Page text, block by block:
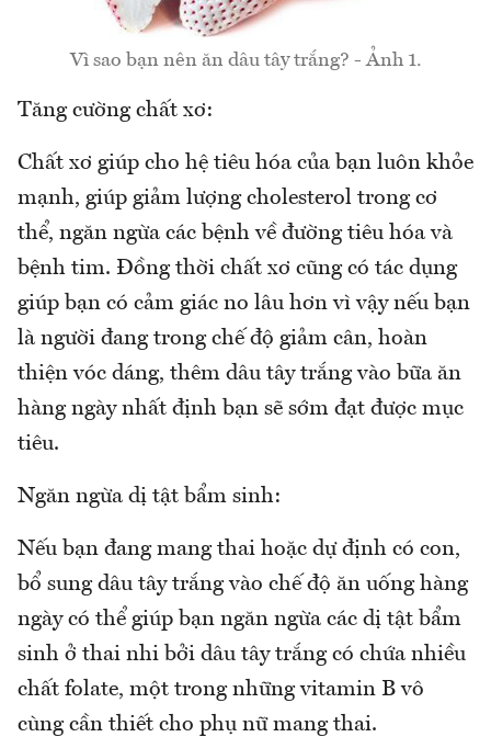
Vì sao bạn nên ăn dâu tây trắng? - Ảnh 1.
Tăng cường chất xơ:
Chất xơ giúp cho hệ tiêu hóa của bạn luôn khỏe
mạnh, giúp giảm lượng cholesterol trong cơ
thể, ngăn ngừa các bệnh về đường tiêu hóa và
bệnh tim. Đồng thời chất xơ cũng có tác dụng
giúp bạn có cảm giác no lâu hơn vì vậy nếu bạn
là người đang trong chế độ giảm cân, hoàn
thiện vóc dáng, thêm dâu tây trắng vào bữa ăn
hàng ngày nhất định bạn sẽ sớm đạt được mục
tiêu.
Ngăn ngừa dị tật bẩm sinh:
Nếu bạn đang mang thai hoặc dự định có con,
bổ sung dâu tây trắng vào chế độ ăn uống hàng
ngày có thể giúp bạn ngăn ngừa các dị tật bẩm
sinh ở thai nhi bởi dâu tây trắng có chứa nhiều
chất folate, một trong những vitamin B vô
cùng cần thiết cho phụ nữ mang thai.